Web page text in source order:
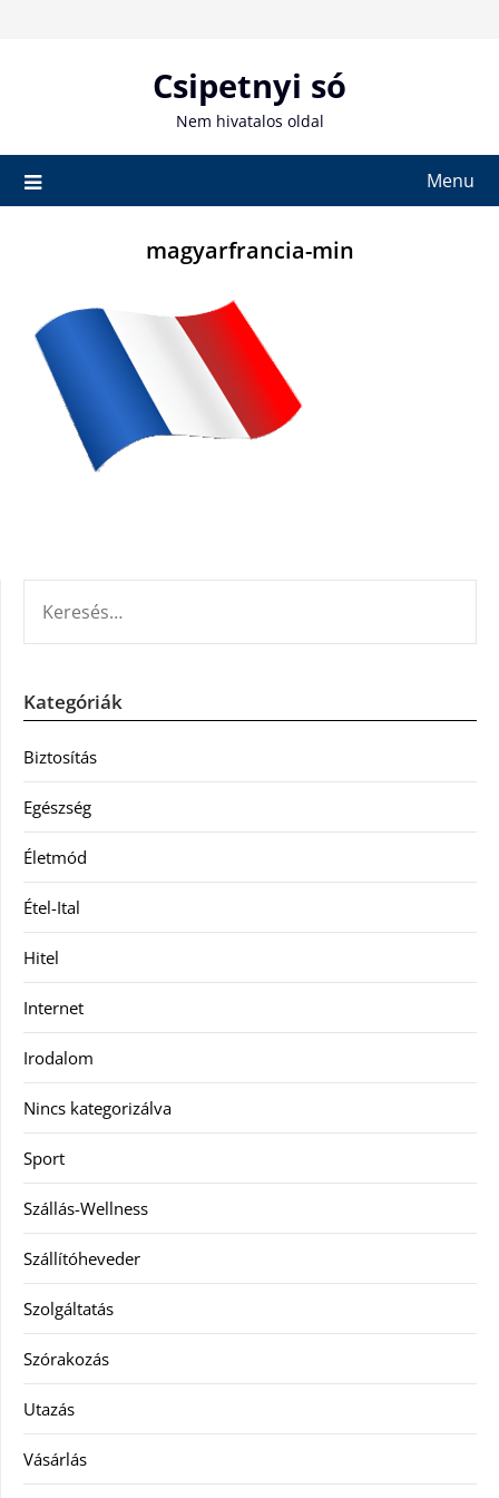
Csipetnyi só
Nem hivatalos oldal
Menu
magyarfrancia-min
Kategóriák
Biztosítás
Egészség
Életmód
Étel-Ital
Hitel
Internet
Irodalom
Nincs kategorizálva
Sport
Szállás-Wellness
Szállítóheveder
Szolgáltatás
Szórakozás
Utazás
Vásárlás